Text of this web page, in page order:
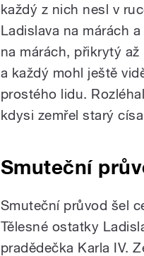
každý z nich nesl v
Ladislava na márách
na márách, přikrytý
a každý mohl ještě
prostého lidu.
kdysi zemřel starý
Smuteční
Smuteční průvod šel
Tělesné ostatky
pradědečka Karla IV.